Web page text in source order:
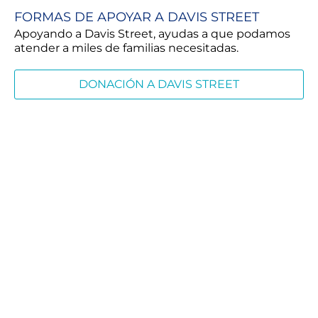
FORMAS DE APOYAR A DAVIS STREET
Apoyando a Davis Street, ayudas a que podamos
atender a miles de familias necesitadas.
DONACIÓN A DAVIS STREET